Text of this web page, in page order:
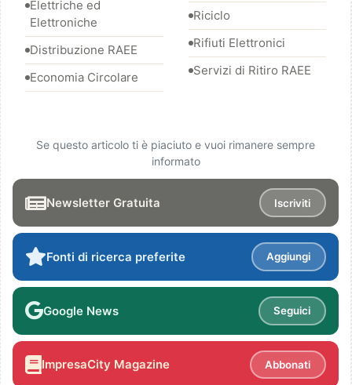
Elettriche ed
Elettroniche
Distribuzione RAEE
Economia Circolare
Riciclo
Rifiuti Elettronici
Servizi di Ritiro RAEE
Se questo articolo ti è piaciuto e vuoi rimanere sempre
informato
Newsletter Gratuita Iscriviti
Fonti di ricerca preferite Aggiungi
Google News Seguici
ImpresaCity Magazine Abbonati